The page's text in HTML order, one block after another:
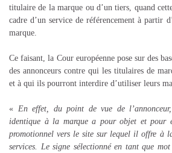
titulaire de la marque ou d’un tiers, quand
cadre d’un service de référencement à partir
marque.
Ce faisant, la Cour européenne pose sur des
des annonceurs contre qui les titulaires de
et à qui ils pourront interdire d’utiliser leurs
« En effet, du point de vue de
identique à la marque a pour objet et pour
promotionnel vers le site sur lequel il offre à
services. Le signe sélectionné en tant que